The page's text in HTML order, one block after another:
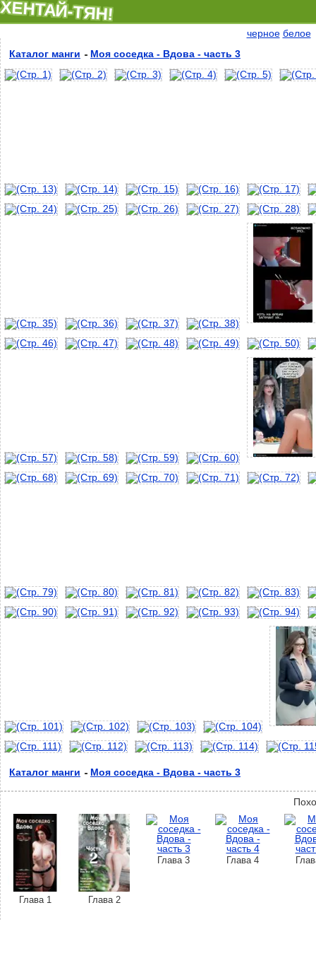
ХЕНТАЙ-ТЯН!
черное белое
Каталог манги
Моя соседка - Вдова - часть 3
Каталог манги Моя соседка - Вдова - часть 3
Глава 1 Глава 2
Глава 3 Глава 4